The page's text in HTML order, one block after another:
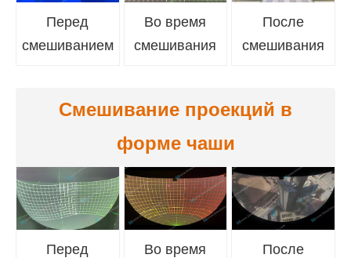
Перед
смешиванием
Во время
смешивания
После
смешивания
Смешивание проекций в
форме чаши
Перед
Во время
После